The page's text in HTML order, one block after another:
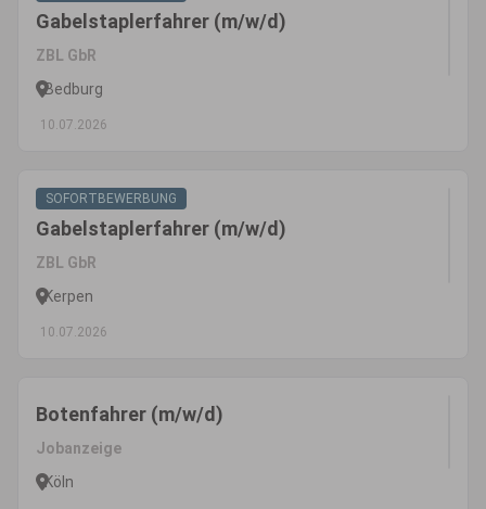
Gabelstaplerfahrer (m/w/d)
ZBL GbR
Bedburg
10.07.2026
SOFORTBEWERBUNG
Gabelstaplerfahrer (m/w/d)
ZBL GbR
Kerpen
10.07.2026
Botenfahrer (m/w/d)
Jobanzeige
Köln